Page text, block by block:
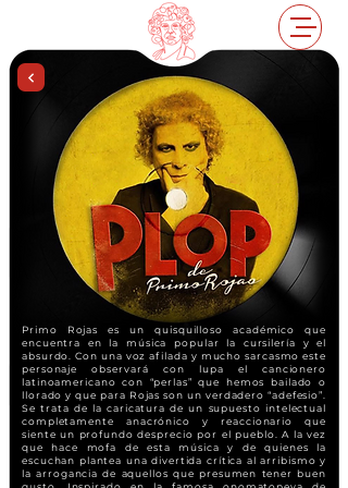
Primo Rojas es un quisquilloso académico que
encuentra en la música popular la cursilería y el
absurdo. Con una voz afilada y mucho sarcasmo este
personaje observará con lupa el cancionero
latinoamericano con “perlas” que hemos bailado o
llorado y que para Rojas son un verdadero “adefesio”.
Se trata de la caricatura de un supuesto intelectual
completamente anacrónico y reaccionario que
siente un profundo desprecio por el pueblo. A la vez
que hace mofa de esta música y de quienes la
escuchan plantea una divertida crítica al arribismo y
la arrogancia de aquellos que presumen tener buen